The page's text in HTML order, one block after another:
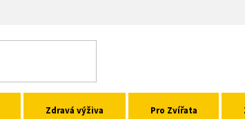
Zdravá výživa Pro Zvířata